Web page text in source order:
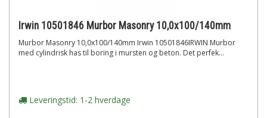
Irwin 10501846 Murbor Masonry 10,0x100/140mm
Murbor Masonry 10,0x100/140mm Irwin 10501846IRWIN Murbor
med cylindrisk has til boring i mursten og beton. Det perfek...
Leveringstid: 1-2 hverdage